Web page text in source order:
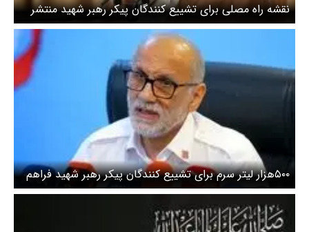
نقشه راه مصلی برای تشییع کنندگان پیکر رهبر شهید منتشر
شد / شهروندان می توانند از این درها وارد شوند
۵۰۰هزار لیتر سرم برای تشییع کنندگان پیکر رهبر شهید فراهم
شد